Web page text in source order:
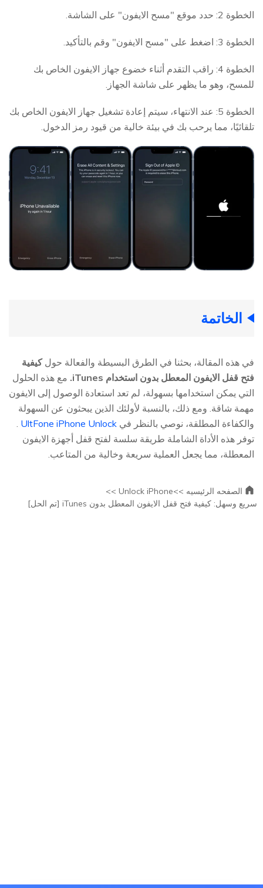
الخطوة 2: حدد موقع "مسح الايفون" على الشاشة.
الخطوة 3: اضغط على "مسح الايفون" وقم بالتأكيد.
الخطوة 4: راقب التقدم أثناء خضوع جهاز الايفون الخاص بك
للمسح، وهو ما يظهر على شاشة الجهاز.
الخطوة 5: عند الانتهاء، سيتم إعادة تشغيل جهاز الايفون الخاص بك
تلقائيًا، مما يرحب بك في بيئة خالية من قيود رمز الدخول.
الخاتمة
في هذه المقالة، بحثنا في الطرق البسيطة والفعالة حولكيفية
فتح قفل الايفون المعطل بدون استخدام iTunes.
مع هذه الحلول
التي يمكن استخدامها بسهولة، لم تعد استعادة الوصول إلى الايفون
مهمة شاقة. ومع ذلك، بالنسبة لأولئك الذين يبحثون عن السهولة
والكفاءة المطلقة، نوصي بالنظر في UltFone iPhone Unlock
.
توفر هذه الأداة الشاملة طريقة سلسة لفتح قفل أجهزة الايفون
المعطلة، مما يجعل العملية سريعة وخالية من المتاعب.
الصفحه الرئيسيه >>Unlock iPhone >>
سريع وسهل: كيفية فتح قفل الايفون المعطل بدون iTunes [تم الحل]